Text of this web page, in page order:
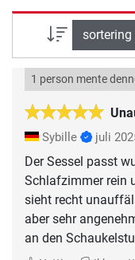
sortering
1 person mente
Sybille juli
Der Sessel passt
Schlafzimmer rein
sieht recht
aber sehr
an den